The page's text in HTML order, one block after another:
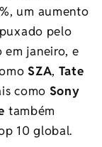
um aumento
pelo
em janeiro, e
SZA, Tate
como Sony
também
10 global.